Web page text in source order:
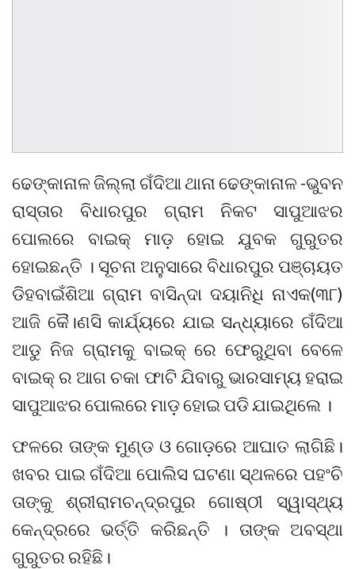
ଢେଙ୍କାନାଳ ଜିଲ୍ଲା ଗଁଦିଆ ଥାନା ଢେଙ୍କାନାଳ -ଭୁବନ
ରାସ୍ତାର ବିଧାରପୁର ଗ୍ରାମ ନିକଟ ସାପୁଆଝର
ପୋଲରେ ବାଇକ୍ ମାଡ଼ ହୋଇ ଯୁବକ ଗୁରୁତର
ହୋଇଛନ୍ତି । ସୂଚନା ଅନୁସାରେ ବିଧାରପୁର ପଞ୍ଚାୟତ
ଡିହବାଇଁଶିଆ ଗ୍ରାମ ବାସିନ୍ଦା ଦୟାନିଧି ନାଏକ(୩୮)
ଆଜି କୈ।ଣସି କାର୍ଯ୍ୟରେ ଯାଇ ସନ୍ଧ୍ୟାରେ ଗଁଦିଆ
ଆଡୁ ନିଜ ଗ୍ରାମକୁ ବାଇକ୍ ରେ ଫେରୁଥିବା ବେଳେ
ବାଇକ୍ ର ଆଗ ଚକା ଫାଟି ଯିବାରୁ ଭାରସାମ୍ୟ ହରାଇ
ସାପୁଆଝର ପୋଲରେ ମାଡ଼ ହୋଇ ପଡି ଯାଇଥିଲେ ।
ଫଳରେ ତାଙ୍କ ମୁଣ୍ଡ ଓ ଗୋଡ଼ରେ ଆଘାତ ଲାଗିଛି।
ଖବର ପାଇ ଗଁଦିଆ ପୋଲିସ ଘଟଣା ସ୍ଥଳରେ ପହଂଚି
ତାଙ୍କୁ ଶ୍ରୀରାମଚନ୍ଦ୍ରପୁର ଗୋଷ୍ଠୀ ସ୍ୱାସ୍ଥ୍ୟ
କେନ୍ଦ୍ରରେ ଭର୍ତ୍ତି କରିଛନ୍ତି । ତାଙ୍କ ଅବସ୍ଥା
ଗୁରୁତର ରହିଛି।